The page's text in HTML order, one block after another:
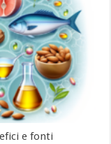
e fonti